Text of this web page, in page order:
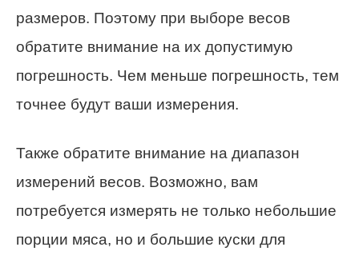
размеров. Поэтому при выборе весов
обратите внимание на их допустимую
погрешность. Чем меньше погрешность, тем
точнее будут ваши измерения.
Также обратите внимание на диапазон
измерений весов. Возможно, вам
потребуется измерять не только небольшие
порции мяса, но и большие куски для